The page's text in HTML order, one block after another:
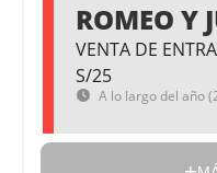
ROMEO Y
VENTA DE
S/25
A lo largo del año